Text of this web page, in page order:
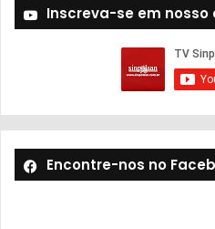
Inscreva-se em nosso
Encontre-nos no